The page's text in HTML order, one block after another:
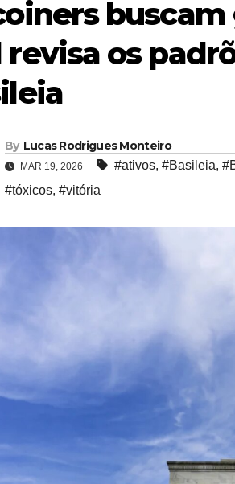
revisa os
By Lucas Rodrigues Monteiro
MAR 19, 2026 #ativos, #Basileia,
#tóxicos, #vitória